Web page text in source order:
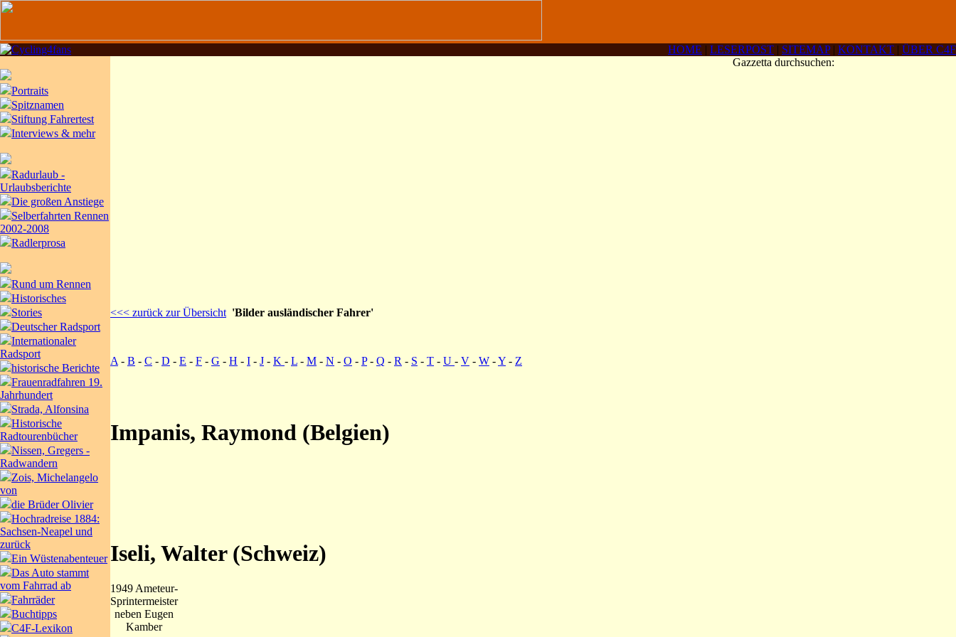
HOME | LESERPOST | SITEMAP| KONTAKT | ÜBER C4F
Portraits
Spitznamen
Stiftung Fahrertest
Interviews & mehr
Radurlaub -
Urlaubsberichte
Die großen Anstiege
Selberfahrten Rennen
2002-2008
Radlerprosa
Rund um Rennen
Historisches
Stories
Deutscher Radsport
Internationaler
Radsport
historische Berichte
Frauenradfahren 19.
Jahrhundert
Strada, Alfonsina
Historische
Radtourenbücher
Nissen, Gregers -
Radwandern
Zois, Michelangelo
von
die Brüder Olivier
Hochradreise 1884:
Sachsen-Neapel und
zurück
Ein Wüstenabenteuer
Das Auto stammt
vom Fahrrad ab
Fahrräder
Buchtipps
C4F-Lexikon
<<< zurück zur Übersicht 'Bilder ausländischer Fahrer'
A - B - C - D - E - F - G - H - I - J - K - L - M - N - O - P- Q - R - S - T - U - V - W -Y - Z
Impanis, Raymond (Belgien)
Iseli, Walter (Schweiz)
1949 Ameteur-
Sprintermeister
neben Eugen
Kamber
Gazzetta durchsuchen: